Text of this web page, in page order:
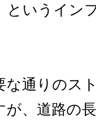
というイン
通りのス
、道路の